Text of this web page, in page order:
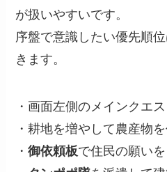
が扱いやすいです。
序盤で意識したい優先順
きます。
・画面左側のメインクエ
・耕地を増やして農産物
・御依頼板で住民の願い